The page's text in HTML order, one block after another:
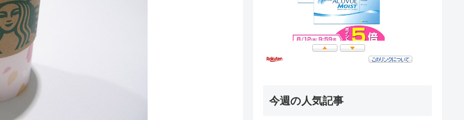
今週の人気記事